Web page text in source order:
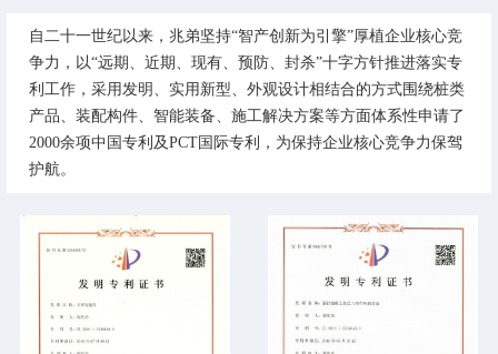
自二十一世纪以来，兆弟坚持“智产创新为引擎”厚植企业核心竞
争力，以“远期、近期、现有、预防、封杀”十字方针推进落实专
利工作，采用发明、实用新型、外观设计相结合的方式围绕桩类
产品、装配构件、智能装备、施工解决方案等方面体系性申请了
2000余项中国专利及PCT国际专利，为保持企业核心竞争力保驾
护航。